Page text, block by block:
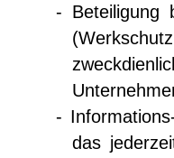
- Beteiligung
-
das